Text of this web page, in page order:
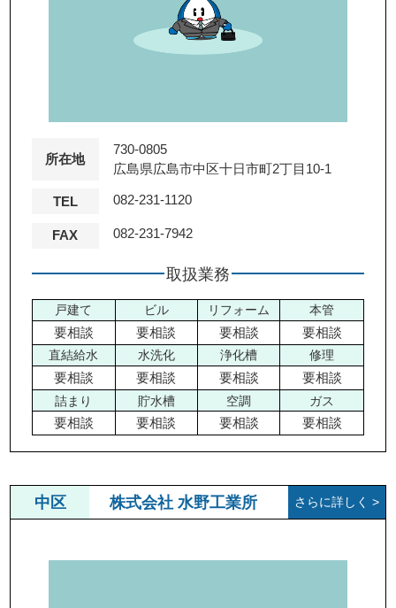
所在地
730-0805
広島県広島市中区十日市町2丁目10-1
TEL 082-231-1120
FAX 082-231-7942
取扱業務
戸建て
要相談
ビル
要相談
リフォーム
要相談
本管
要相談
直結給水
要相談
水洗化
要相談
浄化槽
要相談
修理
要相談
詰まり
要相談
貯水槽
要相談
空調
要相談
ガス
要相談
中区 株式会社 水野工業所 さらに詳しく >